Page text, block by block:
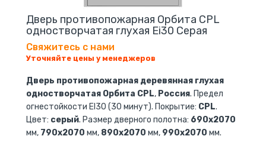
Дверь противопожарная Орбита CPL
одностворчатая глухая Ei30 Серая
Свяжитесь с нами
Уточняйте цены у менеджеров
Дверь противопожарная деревянная глухая
одностворчатая Орбита CPL, Россия. Предел
огнестойкости EI30 (30 минут). Покрытие: CPL.
Цвет: серый. Размер дверного полотна: 690х2070
мм, 790х2070 мм, 890х2070 мм, 990х2070 мм.